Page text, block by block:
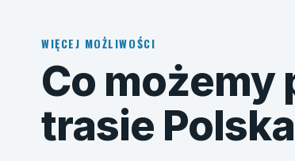
WIĘCEJ MOŻLIWOŚCI
Co możemy
trasie